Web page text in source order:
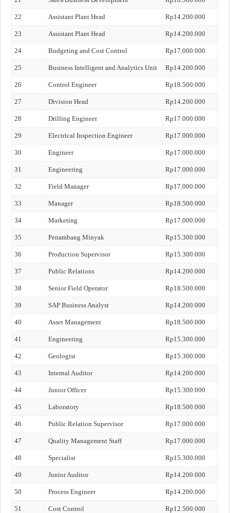
22 Assistant Plant Head Rp14.200.000
23 Assistant Plant Head Rp14.200.000
24 Budgeting and Cost Control Rp17.000.000
25 Business Intelligent and Analytics Unit Rp14.200.000
26 Control Engineer Rp18.500.000
27 Division Head Rp14.200.000
28 Drilling Engineer Rp17.000.000
29 Electrical Inspection Engineer Rp17.000.000
30 Engineer Rp17.000.000
31 Engineering Rp17.000.000
32 Field Manager Rp17.000.000
33 Manager Rp18.500.000
34 Marketing Rp17.000.000
35 Penambang Minyak Rp15.300.000
36 Production Supervisor Rp15.300.000
37 Public Relations Rp14.200.000
38 Senior Field Operator Rp18.500.000
39 SAP Business Analyst Rp14.200.000
40 Asset Management Rp18.500.000
41 Engineering Rp15.300.000
42 Geologist Rp15.300.000
43 Internal Auditor Rp14.200.000
44 Junior Officer Rp15.300.000
45 Laboratory Rp18.500.000
46 Public Relation Supervisor Rp17.000.000
47 Quality Management Staff Rp17.000.000
48 Specialist Rp15.300.000
49 Junior Auditor Rp14.200.000
50 Process Engineer Rp14.200.000
51 Cost Control Rp12.500.000